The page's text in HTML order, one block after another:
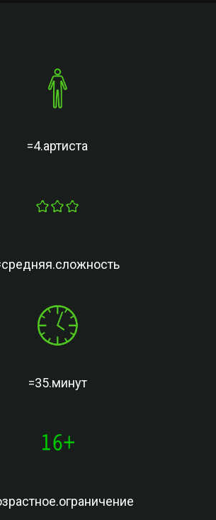
=4.артиста
=35.минут